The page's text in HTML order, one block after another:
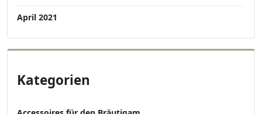
April 2021
Kategorien